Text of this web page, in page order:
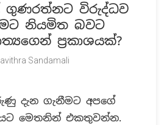
ගුණරත්නට විරුද්ධව
නියමිත බවට
ප්‍රකාශයක්?
Sandamali
දැන ගැනීමට අපගේ
මෙතනින් එකතුවන්න.